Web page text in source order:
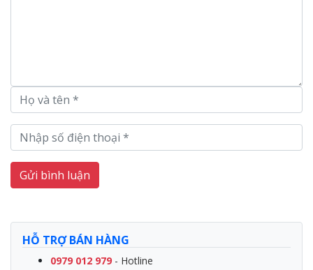
Gửi bình luận
HỖ TRỢ BÁN HÀNG
0979 012 979 - Hotline